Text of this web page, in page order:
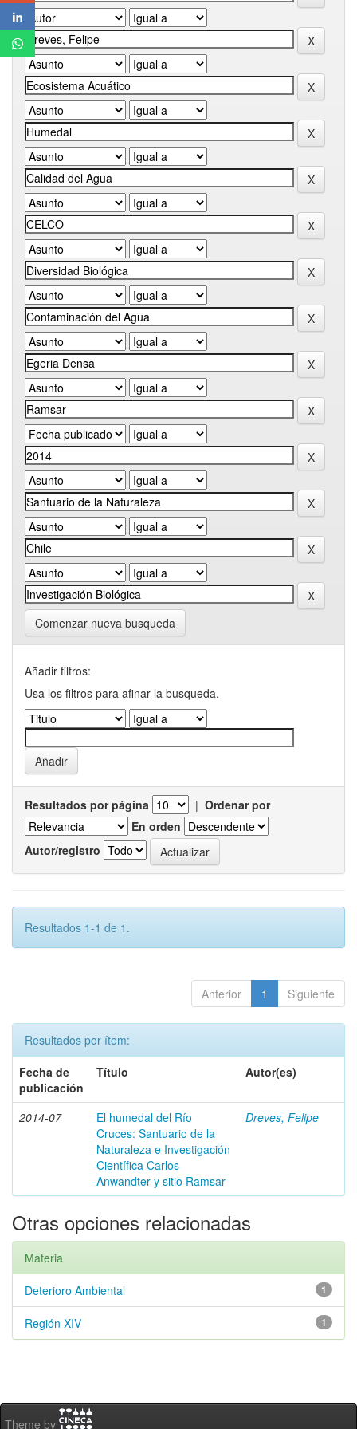
Comenzar nueva busqueda
Añadir filtros:
Usa los filtros para afinar la busqueda.
Resultados por página | Ordenar por
En orden
Autor/registro
Resultados 1-1 de 1.
Anterior 1 Siguiente
Resultados por ítem:
Fecha de
publicación
Título Autor(es)
2014-07
El humedal del Río
Cruces: Santuario de la
Naturaleza e Investigación
Científica Carlos
Anwandter y sitio Ramsar
Dreves, Felipe
Otras opciones relacionadas
Materia
1
Deterioro Ambiental
1
Región XIV
Theme by